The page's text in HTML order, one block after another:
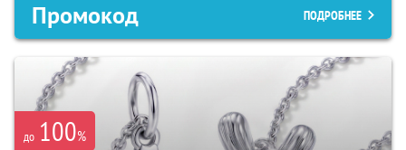
Промокод ПОДРОБНЕЕ
до 100%